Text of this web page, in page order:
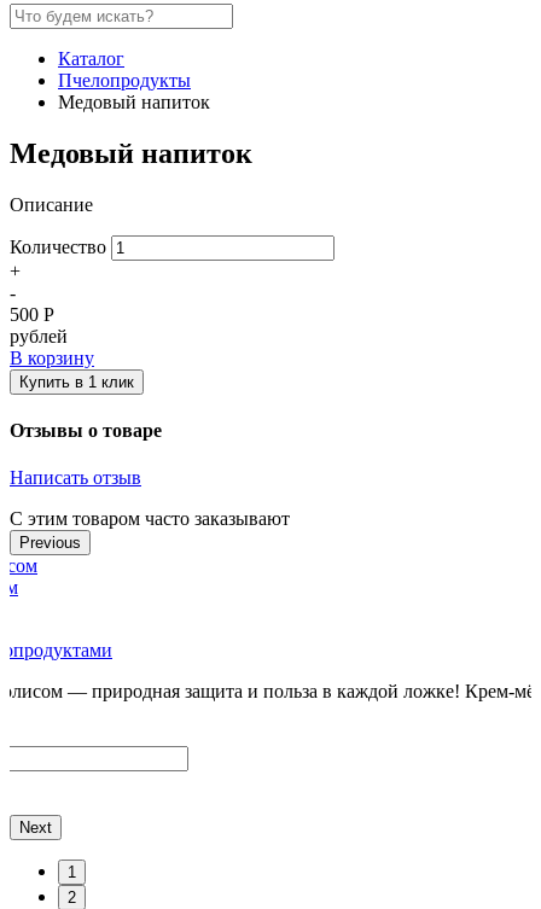
Каталог
Пчелопродукты
Медовый напиток
Медовый напиток
Описание
Количество
+
-
500 Р
рублей
В корзину
Купить в 1 клик
Отзывы о товаре
Написать отзыв
С этим товаром часто заказывают
Previous
— природная защита и польза в каждой ложке! Крем-
Next
1
2